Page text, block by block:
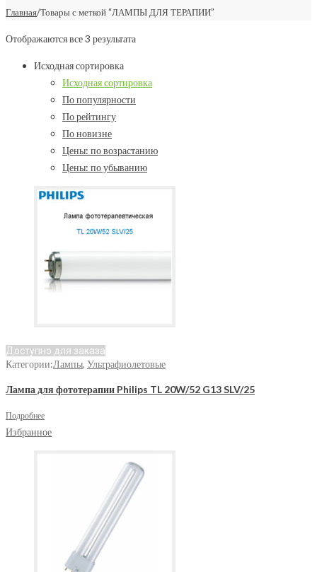
Главная/Товары с меткой “ЛАМПЫ ДЛЯ ТЕРАПИИ”
Отображаются все 3 результата
Исходная сортировка
Исходная сортировка
По популярности
По рейтингу
По новизне
Цены: по возрастанию
Цены: по убыванию
Доступно для заказа
Категории:Лампы, Ультрафиолетовые
Лампа для фототерапии Philips TL 20W/52 G13 SLV/25
Подробнее
Избранное